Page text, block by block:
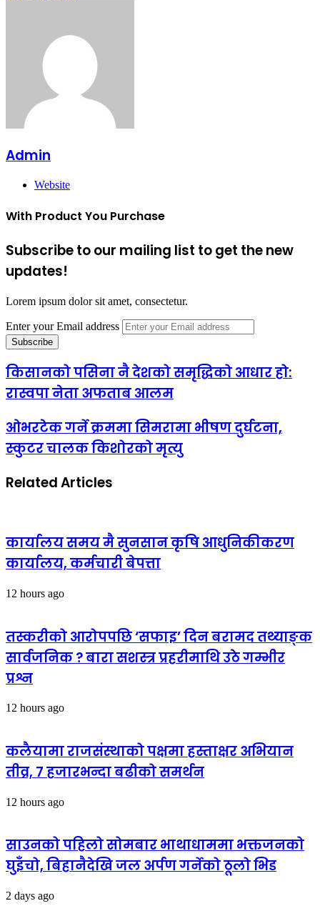
Admin
Website
With Product You Purchase
Subscribe to our mailing list to get the new
updates!
Lorem ipsum dolor sit amet, consectetur.
Enter your Email address
किसानको पसिना नै देशको समृद्धिको आधार हो:
रास्वपा नेता अफताब आलम
ओभरटेक गर्ने क्रममा सिमरामा भीषण दुर्घटना,
स्कुटर चालक किशोरको मृत्यु
Related Articles
कार्यालय समय मै सुनसान कृषि आधुनिकीकरण
कार्यालय, कर्मचारी बेपत्ता
12 hours ago
तस्करीको आरोपपछि ‘सफाइ’ दिन बरामद तथ्याङ्क
सार्वजनिक ? बारा सशस्त्र प्रहरीमाथि उठे गम्भीर
प्रश्न
12 hours ago
कलैयामा राजसंस्थाको पक्षमा हस्ताक्षर अभियान
तीव्र, ७ हजारभन्दा बढीको समर्थन
12 hours ago
साउनको पहिलो सोमबार भाथाधाममा भक्तजनको
घुइँचो, बिहानैदेखि जल अर्पण गर्नेको ठूलो भिड
2 days ago